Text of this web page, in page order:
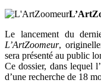
Le lancement du
L’ArtZoomeur,
sera présenté au public
Ce dossier, dans lequel
d’une recherche de 18